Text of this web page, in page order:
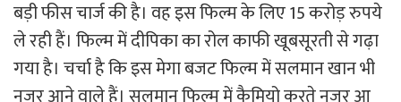
बड़ी फीस चार्ज की है। वह इस फिल्म के लिए 15 करोड़ रुपये
ले रही हैं। फिल्म में दीपिका का रोल काफी खूबसूरती से गढ़ा
गया है। चर्चा है कि इस मेगा बजट फिल्म में सलमान खान भी